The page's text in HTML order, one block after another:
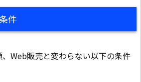
件
Web販売と変わらない以下の条件